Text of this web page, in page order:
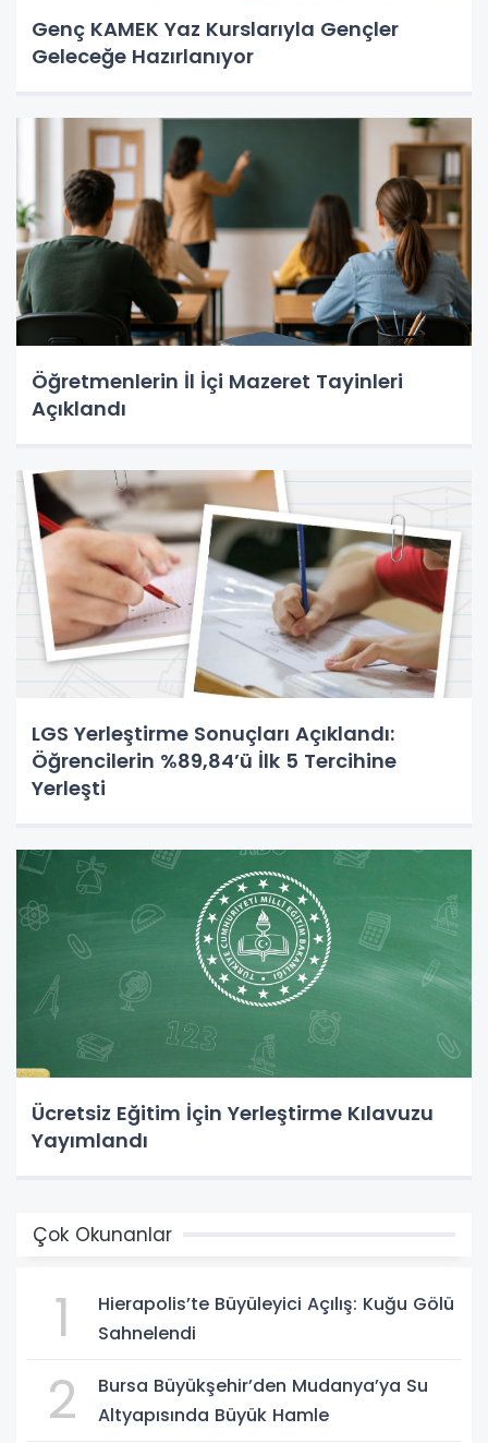
Genç KAMEK Yaz Kurslarıyla Gençler
Geleceğe Hazırlanıyor
Öğretmenlerin İl İçi Mazeret Tayinleri
Açıklandı
LGS Yerleştirme Sonuçları Açıklandı:
Öğrencilerin %89,84’ü İlk 5 Tercihine
Yerleşti
Ücretsiz Eğitim İçin Yerleştirme Kılavuzu
Yayımlandı
Çok Okunanlar
1
Hierapolis’te Büyüleyici Açılış: Kuğu Gölü
Sahnelendi
2
Bursa Büyükşehir’den Mudanya’ya Su
Altyapısında Büyük Hamle